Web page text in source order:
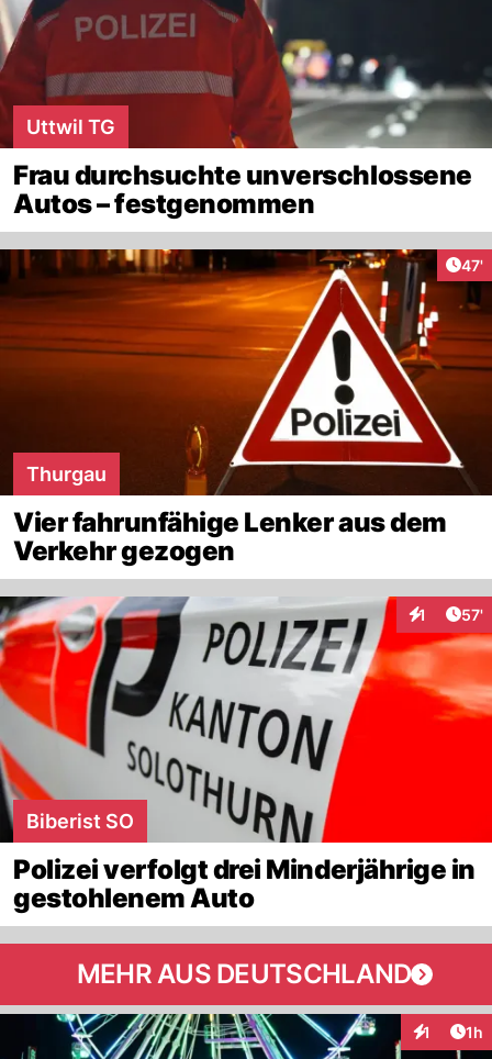
Uttwil TG
Frau durchsuchte unverschlossene
Autos – festgenommen
47'
Thurgau
Vier fahrunfähige Lenker aus dem
Verkehr gezogen
1 57'
Biberist SO
Polizei verfolgt drei Minderjährige in
gestohlenem Auto
MEHR AUS DEUTSCHLAND
1 1h